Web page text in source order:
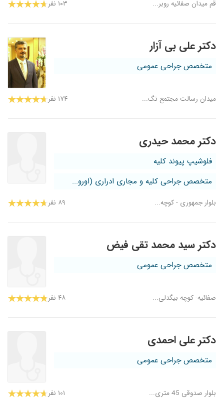
قم میدان صفائیه روبر... ۱۰۳ نفر
دکتر علی بی آزار
متخصص جراحی عمومی
میدان رسالت مجتمع نگ... ۱۷۴ نفر
دکتر محمد حیدری
فلوشیپ پیوند کلیه
متخصص جراحی کلیه و مجاری ادراری (اورو...
بلوار جمهوری - کوچه... ۸۹ نفر
دکتر سید محمد تقی فیض
متخصص جراحی عمومی
صفائیه- کوچه بیگدلی... ۴۸ نفر
دکتر علی احمدی
متخصص جراحی عمومی
بلوار صدوقی 45 متری... ۱۰۱ نفر